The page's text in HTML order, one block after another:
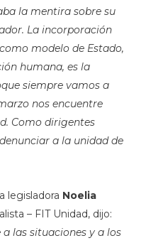
la mentira sobre su
La incorporación
modelo de Estado,
humana, es la
siempre vamos a
nos encuentre
Como dirigentes
a la unidad de
legisladora Noelia
– FIT Unidad, dijo:
las situaciones y a los